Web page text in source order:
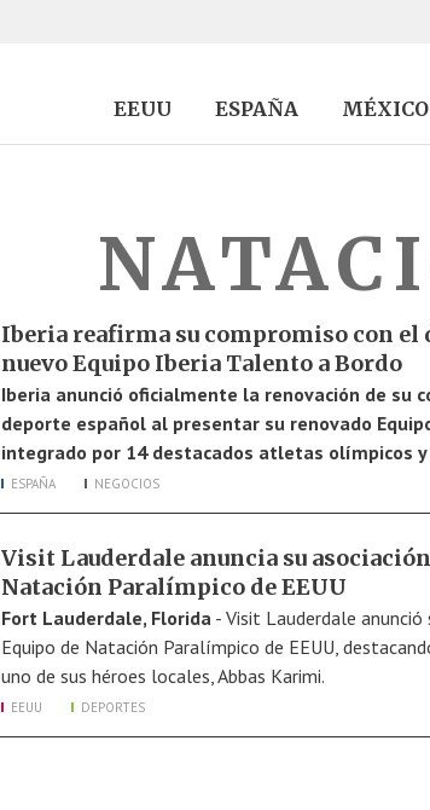
EEUU ESPAÑA MÉXICO
Iberia reafirma su compromiso con el
nuevo Equipo Iberia Talento a Bordo
Iberia anunció oficialmente la renovación de su
deporte español al presentar su renovado
integrado por 14 destacados atletas olímpicos
ESPAÑA NEGOCIOS
Visit Lauderdale anuncia su
Natación Paralímpico de EEUU
Fort Lauderdale, Florida - Visit Lauderdale
Equipo de Natación Paralímpico de EEUU,
uno de sus héroes locales, Abbas Karimi.
EEUU DEPORTES